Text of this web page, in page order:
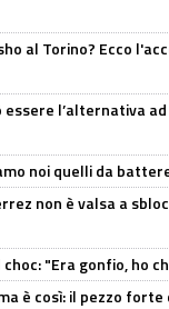
al Torino? Ecco
l’alternativa ad
noi quelli da
non è valsa a
"Era gonfio, ho
è così: il pezzo